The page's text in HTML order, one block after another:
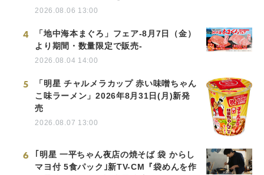
2026.08.06 13:00
4
「地中海本まぐろ」フェア-8月7日（金）
より期間・数量限定で販売-
2026.08.04 14:00
5
「明星 チャルメラカップ 赤い味噌ちゃん
こ味ラーメン」2026年8月31日(月)新発
売
2026.08.07 13:00
6
｢明星 一平ちゃん夜店の焼そば 袋 からし
マヨ付 5食パック｣新TV-CM『袋めんを作